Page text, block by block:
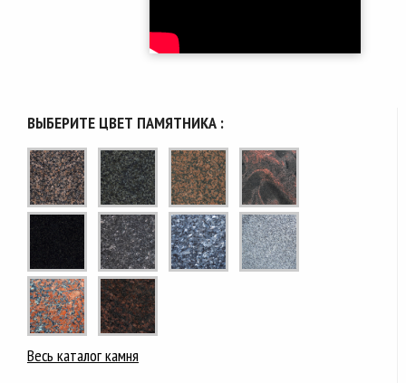
ВЫБЕРИТЕ ЦВЕТ ПАМЯТНИКА :
Весь каталог камня